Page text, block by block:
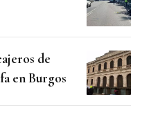
de
en Burgos